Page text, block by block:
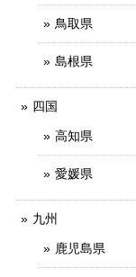
鳥取県
島根県
四国
高知県
愛媛県
九州
鹿児島県